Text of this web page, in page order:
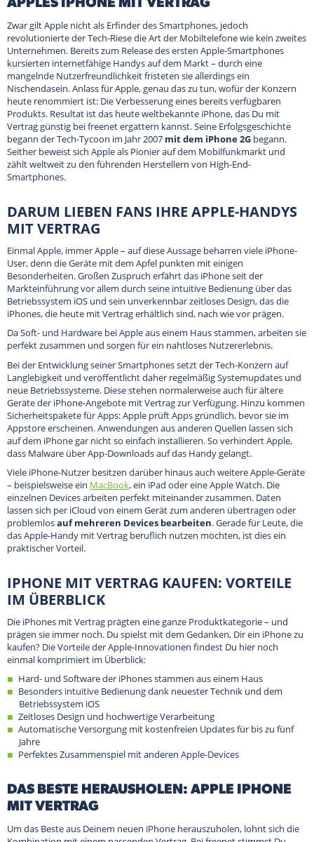
APPLES IPHONE MIT VERTRAG
Zwar gilt Apple nicht als Erfinder des Smartphones, jedoch
revolutionierte der Tech-Riese die Art der Mobiltelefone wie kein zweites
Unternehmen. Bereits zum Release des ersten Apple-Smartphones
kursierten internetfähige Handys auf dem Markt – durch eine
mangelnde Nutzerfreundlichkeit fristeten sie allerdings ein
Nischendasein. Anlass für Apple, genau das zu tun, wofür der Konzern
heute renommiert ist: Die Verbesserung eines bereits verfügbaren
Produkts. Resultat ist das heute weltbekannte iPhone, das Du mit
Vertrag günstig bei freenet ergattern kannst. Seine Erfolgsgeschichte
begann der Tech-Tycoon im Jahr 2007 mit dem iPhone 2G begann.
Seither beweist sich Apple als Pionier auf dem Mobilfunkmarkt und
zählt weltweit zu den führenden Herstellern von High-End-
Smartphones.
DARUM LIEBEN FANS IHRE APPLE-HANDYS
MIT VERTRAG
Einmal Apple, immer Apple – auf diese Aussage beharren viele iPhone-
User, denn die Geräte mit dem Apfel punkten mit einigen
Besonderheiten. Großen Zuspruch erfährt das iPhone seit der
Markteinführung vor allem durch seine intuitive Bedienung über das
Betriebssystem iOS und sein unverkennbar zeitloses Design, das die
iPhones, die heute mit Vertrag erhältlich sind, nach wie vor prägen.
Da Soft- und Hardware bei Apple aus einem Haus stammen, arbeiten sie
perfekt zusammen und sorgen für ein nahtloses Nutzererlebnis.
Bei der Entwicklung seiner Smartphones setzt der Tech-Konzern auf
Langlebigkeit und veröffentlicht daher regelmäßig Systemupdates und
neue Betriebssysteme. Diese stehen normalerweise auch für ältere
Geräte der iPhone-Angebote mit Vertrag zur Verfügung. Hinzu kommen
Sicherheitspakete für Apps: Apple prüft Apps gründlich, bevor sie im
Appstore erscheinen. Anwendungen aus anderen Quellen lassen sich
auf dem iPhone gar nicht so einfach installieren. So verhindert Apple,
dass Malware über App-Downloads auf das Handy gelangt.
Viele iPhone-Nutzer besitzen darüber hinaus auch weitere Apple-Geräte
– beispielsweise ein MacBook, ein iPad oder eine Apple Watch. Die
einzelnen Devices arbeiten perfekt miteinander zusammen. Daten
lassen sich per iCloud von einem Gerät zum anderen übertragen oder
problemlosauf mehreren Devices bearbeiten. Gerade für Leute, die
das Apple-Handy mit Vertrag beruflich nutzen möchten, ist dies ein
praktischer Vorteil.
IPHONE MIT VERTRAG KAUFEN: VORTEILE
IM ÜBERBLICK
Die iPhones mit Vertrag prägten eine ganze Produktkategorie – und
prägen sie immer noch. Du spielst mit dem Gedanken, Dir ein iPhone zu
kaufen? Die Vorteile der Apple-Innovationen findest Du hier noch
einmal komprimiert im Überblick:
Hard- und Software der iPhones stammen aus einem Haus
Besonders intuitive Bedienung dank neuester Technik und dem
Betriebssystem iOS
Zeitloses Design und hochwertige Verarbeitung
Automatische Versorgung mit kostenfreien Updates für bis zu fünf
Jahre
Perfektes Zusammenspiel mit anderen Apple-Devices
DAS BESTE HERAUSHOLEN: APPLE IPHONE
MIT VERTRAG
Um das Beste aus Deinem neuen iPhone herauszuholen, lohnt sich die